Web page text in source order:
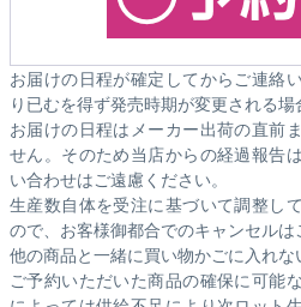
お届けの日程が確定してからご連絡
り已むを得ず発売時期が変更される場
お届けの日程はメーカー出荷の直前
せん。そのため当店からの経過報告
い合わせはご遠慮ください。
生産数自体を受注に基づいて調整し
ので、お客様御都合でのキャンセルは
他の商品と一緒に買い物かごに入れな
ご予約いただいた商品の確保に可能